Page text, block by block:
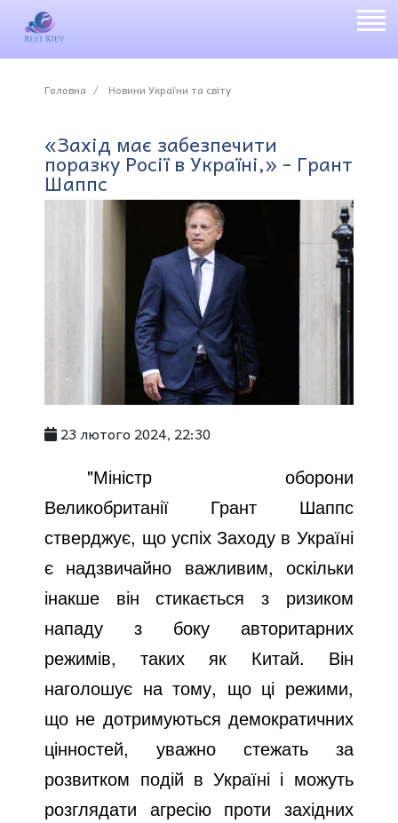
Головна Новини України та світу
«Захід має забезпечити
поразку Росії в Україні,» - Грант
Шаппс
23 лютого 2024, 22:30
"Міністр оборони
Великобританії Грант Шаппс
стверджує, що успіх Заходу в Україні
є надзвичайно важливим, оскільки
інакше він стикається з ризиком
нападу з боку авторитарних
режимів, таких як Китай. Він
наголошує на тому, що ці режими,
що не дотримуються демократичних
цінностей, уважно стежать за
розвитком подій в Україні і можуть
розглядати агресію проти західних